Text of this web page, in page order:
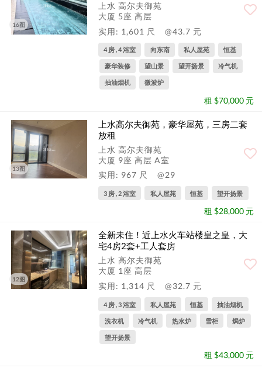
16图
上水 高尔夫御苑
大厦 5座 高层
实用: 1,601 尺
@43.7 元
4 房 , 4 浴室 向东南 私人屋苑 恒基
豪华装修 望山景 望开扬景 冷气机
抽油烟机 微波炉
租 $70,000 元
13图
上水高尔夫御苑，豪华屋苑，三房二套
放租
上水 高尔夫御苑
大厦 9座 高层 A室
实用: 967 尺
@29
3 房 , 2 浴室 私人屋苑 恒基 望开扬景
租 $28,000 元
12图
全新未住！近上水火车站楼皇之皇，大
宅4房2套+工人套房
上水 高尔夫御苑
大厦 1座 高层
实用: 1,314 尺
@32.7 元
4 房 , 3 浴室 私人屋苑 恒基 抽油烟机
洗衣机 冷气机 热水炉 雪柜 焗炉
望开扬景
租 $43,000 元